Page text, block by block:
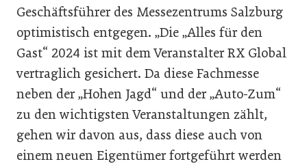
Geschäftsführer des Messezentrums Salzburg
optimistisch entgegen. „Die „Alles für den
Gast“ 2024 ist mit dem Veranstalter RX Global
vertraglich gesichert. Da diese Fachmesse
neben der „Hohen Jagd“ und der „Auto-Zum“
zu den wichtigsten Veranstaltungen zählt,
gehen wir davon aus, dass diese auch von
einem neuen Eigentümer fortgeführt werden